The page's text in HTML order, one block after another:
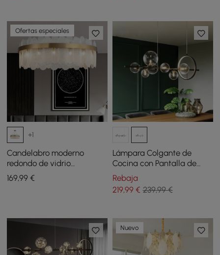
Ofertas especiales
+1
Candelabro moderno
redondo de vidrio
transparente con 6 luces
169,99 €
Lámpara Colgante de
Cocina con Pantalla de
Globo de Vidrio Luz
Colgante
Rebaja
219,99€ 239,99 €
Nuevo